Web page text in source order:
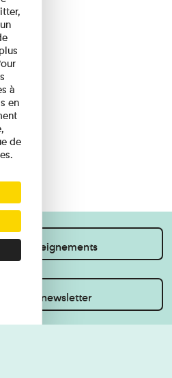
renseignements
à la newsletter
à
en
de